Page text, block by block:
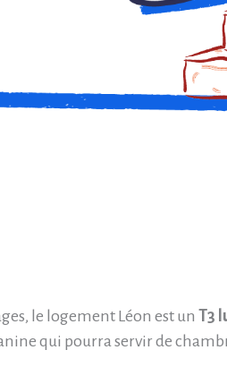
le logement Léon est un T3
qui pourra servir de